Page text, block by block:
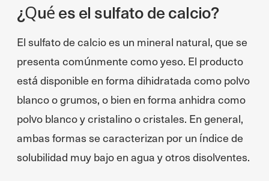
¿Qué es el sulfato de calcio?
El sulfato de calcio es un mineral natural, que se
presenta comúnmente como yeso. El producto
está disponible en forma dihidratada como polvo
blanco o grumos, o bien en forma anhidra como
polvo blanco y cristalino o cristales. En general,
ambas formas se caracterizan por un índice de
solubilidad muy bajo en agua y otros disolventes.